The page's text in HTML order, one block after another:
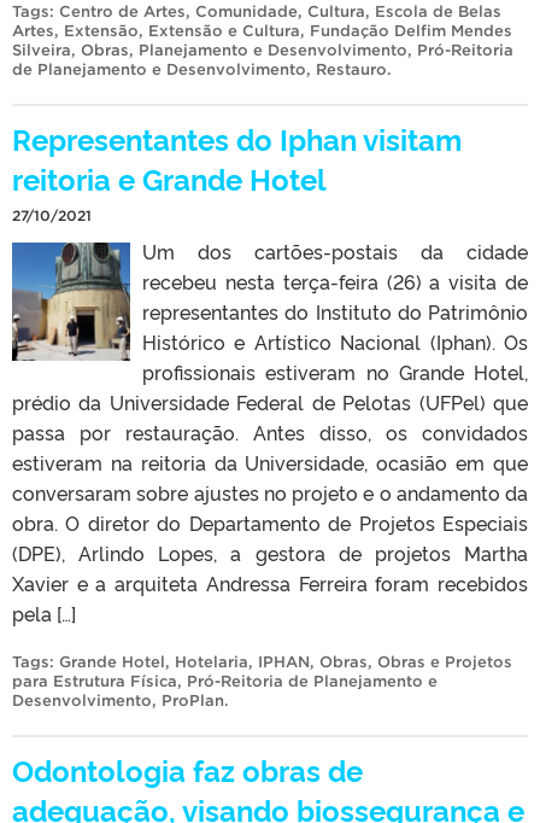
Tags: Centro de Artes, Comunidade, Cultura, Escola de Belas
Artes, Extensão, Extensão e Cultura, Fundação Delfim Mendes
Silveira, Obras, Planejamento e Desenvolvimento, Pró-Reitoria
de Planejamento e Desenvolvimento, Restauro.
Representantes do Iphan visitam
reitoria e Grande Hotel
27/10/2021
Um dos cartões-postais da cidade
recebeu nesta terça-feira (26) a visita de
representantes do Instituto do Patrimônio
Histórico e Artístico Nacional (Iphan). Os
profissionais estiveram no Grande Hotel,
prédio da Universidade Federal de Pelotas (UFPel) que
passa por restauração. Antes disso, os convidados
estiveram na reitoria da Universidade, ocasião em que
conversaram sobre ajustes no projeto e o andamento da
obra. O diretor do Departamento de Projetos Especiais
(DPE), Arlindo Lopes, a gestora de projetos Martha
Xavier e a arquiteta Andressa Ferreira foram recebidos
pela […]
Tags: Grande Hotel, Hotelaria, IPHAN, Obras, Obras e Projetos
para Estrutura Física, Pró-Reitoria de Planejamento e
Desenvolvimento, ProPlan.
Odontologia faz obras de
adequação, visando biossegurança e